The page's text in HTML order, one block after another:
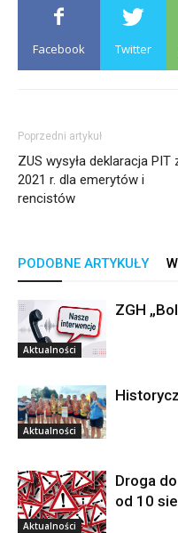
Facebook Twitter
Poprzedni artykuł
ZUS wysyła deklaracja PIT
2021 r. dla emerytów i
rencistów
PODOBNE ARTYKUŁY
Aktualności
ZGH
Aktualności
Aktualności
Droga
od 10